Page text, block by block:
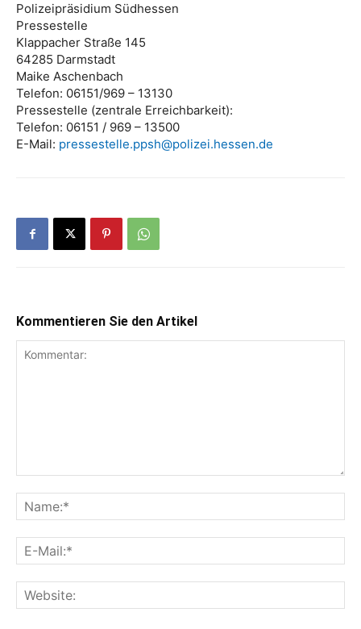
Polizeipräsidium Südhessen
Pressestelle
Klappacher Straße 145
64285 Darmstadt
Maike Aschenbach
Telefon: 06151/969 – 13130
Pressestelle (zentrale Erreichbarkeit):
Telefon: 06151 / 969 – 13500
E-Mail: pressestelle.ppsh@polizei.hessen.de
Kommentieren Sie den Artikel